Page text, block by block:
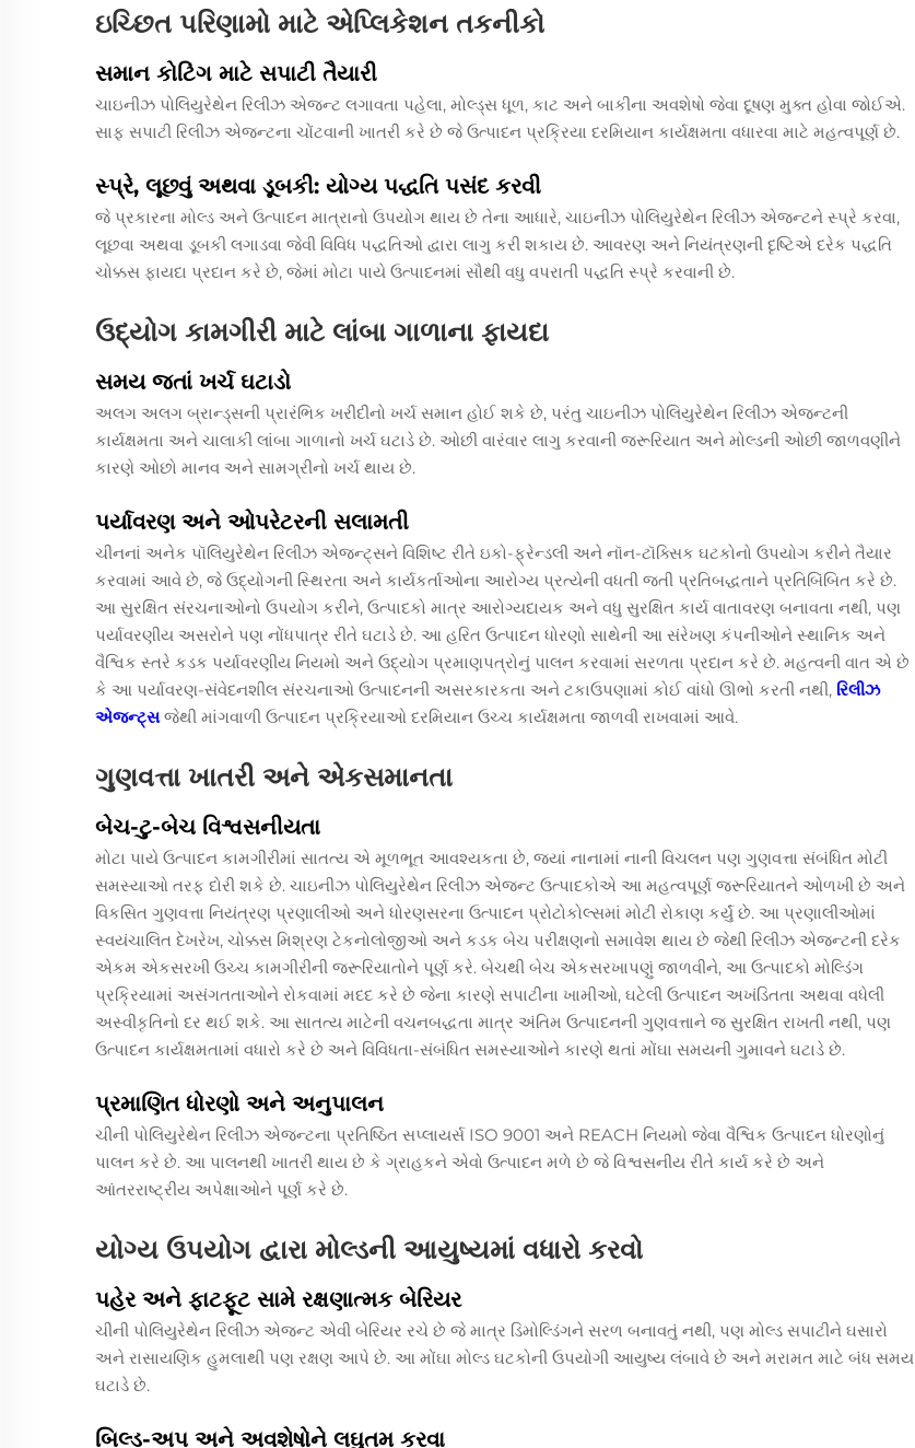
ઇચ્છિત પરિણામો માટે એપ્લિકેશન તકનીકો
સમાન કોટિંગ માટે સપાટી તૈયારી
ચાઇનીઝ પોલિયુરેથેન રિલીઝ એજન્ટ લગાવતા પહેલા, મોલ્ડ્સ ધૂળ, કાટ અને બાકીના અવશેષો જેવા દૂષણ મુક્ત હોવા જોઈએ.
સાફ સપાટી રિલીઝ એજન્ટના ચોંટવાની ખાતરી કરે છે જે ઉત્પાદન પ્રક્રિયા દરમિયાન કાર્યક્ષમતા વધારવા માટે મહત્વપૂર્ણ છે.
સ્પ્રે, લૂછવું અથવા ડૂબકી: યોગ્ય પદ્ધતિ પસંદ કરવી
જે પ્રકારના મોલ્ડ અને ઉત્પાદન માત્રાનો ઉપયોગ થાય છે તેના આધારે, ચાઇનીઝ પોલિયુરેથેન રિલીઝ એજન્ટને સ્પ્રે કરવા,
લૂછવા અથવા ડૂબકી લગાડવા જેવી વિવિધ પદ્ધતિઓ દ્વારા લાગુ કરી શકાય છે. આવરણ અને નિયંત્રણની દૃષ્ટિએ દરેક પદ્ધતિ
ચોક્કસ ફાયદા પ્રદાન કરે છે, જેમાં મોટા પાયે ઉત્પાદનમાં સૌથી વધુ વપરાતી પદ્ધતિ સ્પ્રે કરવાની છે.
ઉદ્યોગ કામગીરી માટે લાંબા ગાળાના ફાયદા
સમય જતાં ખર્ચ ઘટાડો
અલગ અલગ બ્રાન્ડ્સની પ્રારંભિક ખરીદીનો ખર્ચ સમાન હોઈ શકે છે, પરંતુ ચાઇનીઝ પોલિયુરેથેન રિલીઝ એજન્ટની
કાર્યક્ષમતા અને ચાલાકી લાંબા ગાળાનો ખર્ચ ઘટાડે છે. ઓછી વારંવાર લાગુ કરવાની જરૂરિયાત અને મોલ્ડની ઓછી જાળવણીને
કારણે ઓછો માનવ અને સામગ્રીનો ખર્ચ થાય છે.
પર્યાવરણ અને ઓપરેટરની સલામતી
ચીનનાં અનેક પૉલિયુરેથેન રિલીઝ એજન્ટ્સને વિશિષ્ટ રીતે ઇકો-ફ્રેન્ડલી અને નૉન-ટૉક્સિક ઘટકોનો ઉપયોગ કરીને તૈયાર
કરવામાં આવે છે, જે ઉદ્યોગની સ્થિરતા અને કાર્યકર્તાઓના આરોગ્ય પ્રત્યેની વધતી જતી પ્રતિબદ્ધતાને પ્રતિબિંબિત કરે છે.
આ સુરક્ષિત સંરચનાઓનો ઉપયોગ કરીને, ઉત્પાદકો માત્ર આરોગ્યદાયક અને વધુ સુરક્ષિત કાર્ય વાતાવરણ બનાવતા નથી, પણ
પર્યાવરણીય અસરોને પણ નોંધપાત્ર રીતે ઘટાડે છે. આ હરિત ઉત્પાદન ધોરણો સાથેની આ સંરેખણ કંપનીઓને સ્થાનિક અને
વૈશ્વિક સ્તરે કડક પર્યાવરણીય નિયમો અને ઉદ્યોગ પ્રમાણપત્રોનું પાલન કરવામાં સરળતા પ્રદાન કરે છે. મહત્વની વાત એ છે
કે આ પર્યાવરણ-સંવેદનશીલ સંરચનાઓ ઉત્પાદનની અસરકારકતા અને ટકાઉપણામાં કોઈ વાંધો ઊભો કરતી નથી, રિલીઝ
એજન્ટ્સજેથી માંગવાળી ઉત્પાદન પ્રક્રિયાઓ દરમિયાન ઉચ્ચ કાર્યક્ષમતા જાળવી રાખવામાં આવે.
ગુણવત્તા ખાતરી અને એકસમાનતા
બેચ-ટુ-બેચ વિશ્વસનીયતા
મોટા પાયે ઉત્પાદન કામગીરીમાં સાતત્ય એ મૂળભૂત આવશ્યકતા છે, જ્યાં નાનામાં નાની વિચલન પણ ગુણવત્તા સંબંધિત મોટી
સમસ્યાઓ તરફ દોરી શકે છે. ચાઇનીઝ પોલિયુરેથેન રિલીઝ એજન્ટ ઉત્પાદકોએ આ મહત્વપૂર્ણ જરૂરિયાતને ઓળખી છે અને
વિકસિત ગુણવત્તા નિયંત્રણ પ્રણાલીઓ અને ધોરણસરના ઉત્પાદન પ્રોટોકોલ્સમાં મોટી રોકાણ કર્યું છે. આ પ્રણાલીઓમાં
સ્વયંચાલિત દેખરેખ, ચોક્કસ મિશ્રણ ટેકનોલોજીઓ અને કડક બેચ પરીક્ષણનો સમાવેશ થાય છે જેથી રિલીઝ એજન્ટની દરેક
એકમ એકસરખી ઉચ્ચ કામગીરીની જરૂરિયાતોને પૂર્ણ કરે. બેચથી બેચ એકસરખાપણું જાળવીને, આ ઉત્પાદકો મોલ્ડિંગ
પ્રક્રિયામાં અસંગતતાઓને રોકવામાં મદદ કરે છે જેના કારણે સપાટીના ખામીઓ, ઘટેલી ઉત્પાદન અખંડિતતા અથવા વધેલી
અસ્વીકૃતિનો દર થઈ શકે. આ સાતત્ય માટેની વચનબદ્ધતા માત્ર અંતિમ ઉત્પાદનની ગુણવત્તાને જ સુરક્ષિત રાખતી નથી, પણ
ઉત્પાદન કાર્યક્ષમતામાં વધારો કરે છે અને વિવિધતા-સંબંધિત સમસ્યાઓને કારણે થતાં મોંઘા સમયની ગુમાવને ઘટાડે છે.
પ્રમાણિત ધોરણો અને અનુપાલન
ચીની પોલિયુરેથેન રિલીઝ એજન્ટના પ્રતિષ્ઠિત સપ્લાયર્સ ISO 9001 અને REACH નિયમો જેવા વૈશ્વિક ઉત્પાદન ધોરણોનું
પાલન કરે છે. આ પાલનથી ખાતરી થાય છે કે ગ્રાહકને એવો ઉત્પાદન મળે છે જે વિશ્વસનીય રીતે કાર્ય કરે છે અને
આંતરરાષ્ટ્રીય અપેક્ષાઓને પૂર્ણ કરે છે.
યોગ્ય ઉપયોગ દ્વારા મોલ્ડની આયુષ્યમાં વધારો કરવો
પહેર અને ફાટફૂટ સામે રક્ષણાત્મક બેરિયર
ચીની પોલિયુરેથેન રિલીઝ એજન્ટ એવી બેરિયર રચે છે જે માત્ર ડિમોલ્ડિંગને સરળ બનાવતું નથી, પણ મોલ્ડ સપાટીને ઘસારો
અને રાસાયણિક હુમલાથી પણ રક્ષણ આપે છે. આ મોંઘા મોલ્ડ ઘટકોની ઉપયોગી આયુષ્ય લંબાવે છે અને મરામત માટે બંધ સમય
ઘટાડે છે.
બિલ્ડ-અપ અને અવશેષોને લઘુતમ કરવા